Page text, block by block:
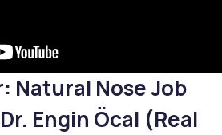
Natural Nose Job
Engin Öcal (Real